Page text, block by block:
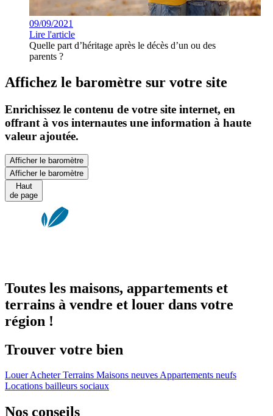
09/09/2021
Lire l'article
Quelle part d’héritage après le décès d’un ou des
parents ?
Affichez le baromètre sur votre site
Enrichissez le contenu de votre site internet, en
offrant à vos internautes une information à haute
valeur ajoutée.
Afficher le baromètre
Afficher le baromètre
Haut
de page
Toutes les maisons, appartements et
terrains à vendre et louer dans votre
région !
Trouver votre bien
LouerAcheterTerrains Maisons neuvesAppartements neufs
Locations bailleurs sociaux
Nos conseils